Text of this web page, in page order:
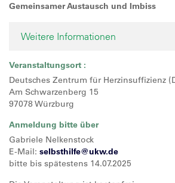
Gemeinsamer Austausch und Imbiss
Weitere Informationen
Veranstaltungsort :
Deutsches Zentrum für Herzinsuffizienz
Am Schwarzenberg 15
97078 Würzburg
Anmeldung bitte über
Gabriele Nelkenstock
E-Mail: selbsthilfe@ukw.de
bitte bis spätestens 14.07.2025